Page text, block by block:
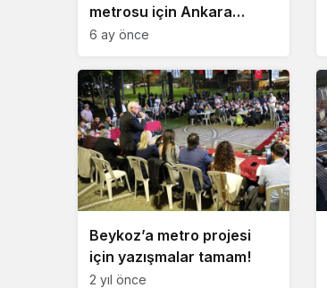
metrosu için Ankara
temasları!
6 ay önce
Beykoz’a metro projesi
için yazışmalar tamam!
2 yıl önce